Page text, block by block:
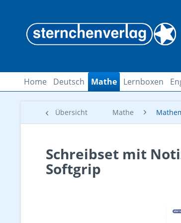
Home Deutsch Mathe Lernboxen
Übersicht Mathe
Schreibset mit
Softgrip